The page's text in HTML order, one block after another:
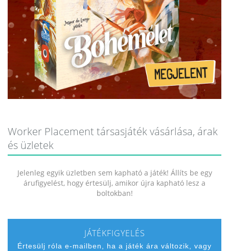
Worker Placement társasjáték vásárlása, árak
és üzletek
Jelenleg egyik üzletben sem kapható a játék! Állíts be egy
árufigyelést, hogy értesülj, amikor újra kapható lesz a
boltokban!
JÁTÉKFIGYELÉS
Értesülj róla e-mailben, ha a játék ára változik, vagy